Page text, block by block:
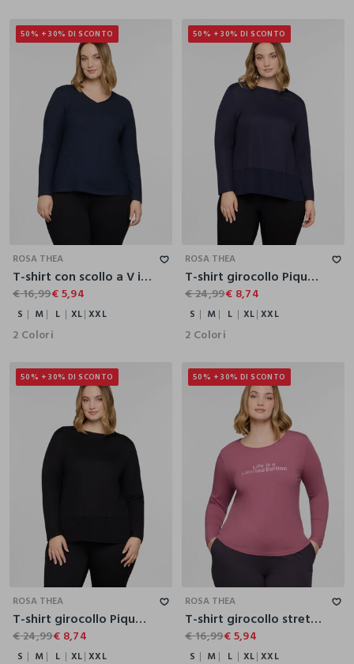
50% + 30% DI SCONTO
ROSA THEA
T-shirt con scollo a V in jersey slub donna curvy
€ 16,99€ 5,94
S M L XL XXL
2 Colori
50% + 30% DI SCONTO
XXL
ROSA THEA
T-shirt girocollo Piquet donna curvy
€ 24,99€ 8,74
S M L XL XXL
2 Colori
50% + 30% DI SCONTO
XXL
ROSA THEA
T-shirt girocollo Piquet donna curvy
€ 24,99€ 8,74
S M L XL XXL
50% + 30% DI SCONTO
M
ROSA THEA
T-shirt girocollo stretch donna curvy
€ 16,99€ 5,94
S M L XL XXL